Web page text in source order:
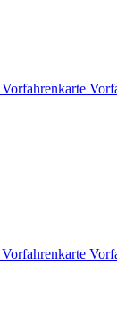
Vorfahrenkarte
Vorfahrenkarte